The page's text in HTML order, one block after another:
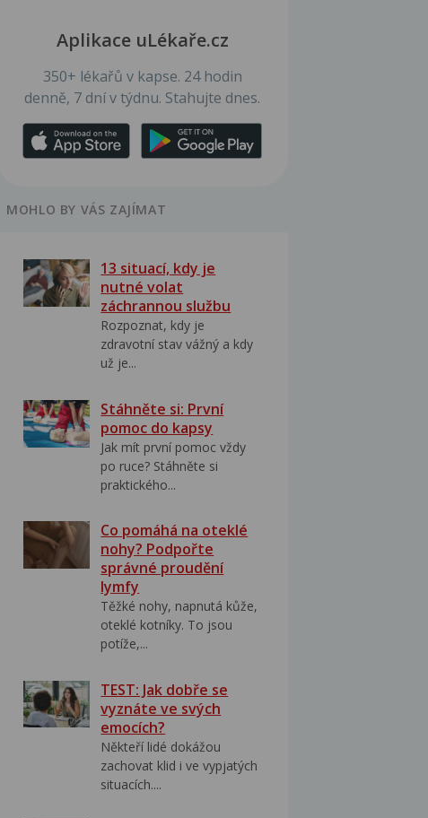
Aplikace uLékaře.cz
350+ lékařů v kapse. 24 hodin
denně, 7 dní v týdnu. Stahujte dnes.
MOHLO BY VÁS ZAJÍMAT
13 situací, kdy je
nutné volat
záchrannou službu
Rozpoznat, kdy je
zdravotní stav vážný a kdy
už je...
Stáhněte si: První
pomoc do kapsy
Jak mít první pomoc vždy
po ruce? Stáhněte si
praktického...
Co pomáhá na oteklé
nohy? Podpořte
správné proudění
lymfy
Těžké nohy, napnutá kůže,
oteklé kotníky. To jsou
potíže,...
TEST: Jak dobře se
vyznáte ve svých
emocích?
Někteří lidé dokážou
zachovat klid i ve vypjatých
situacích....